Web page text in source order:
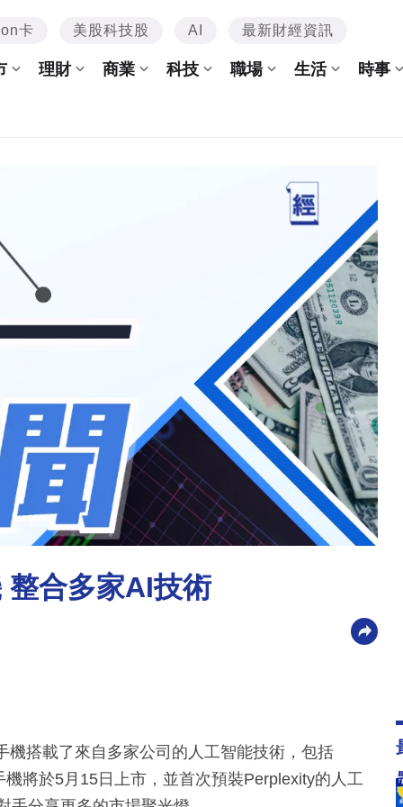
卡 美股科技股 AI 最新財經資訊
理財 商業 科技 職場 生活 時事
合多家AI技術
搭載了來自多家公司的人工智能技術，包括
將於5月15日上市，並首次預裝Perplexity的人工